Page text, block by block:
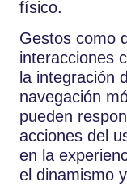
físico.
Gestos como
interacciones
la integración
navegación
pueden
acciones del
en la
el dinamismo